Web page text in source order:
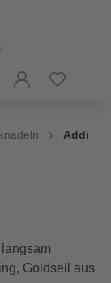
Addi
Goldseil aus